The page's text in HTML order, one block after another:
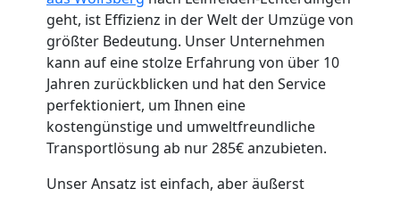
geht, ist Effizienz in der Welt der Umzüge von
größter Bedeutung. Unser Unternehmen
kann auf eine stolze Erfahrung von über 10
Jahren zurückblicken und hat den Service
perfektioniert, um Ihnen eine
kostengünstige und umweltfreundliche
Transportlösung ab nur 285€ anzubieten.
Unser Ansatz ist einfach, aber äußerst
Umzugshelfer
Wolfsberg
Möbeltaxi